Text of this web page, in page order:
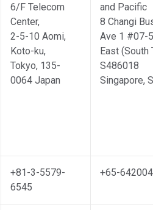
6/F Telecom
Center,
2-5-10 Aomi,
Koto-ku,
Tokyo, 135-
0064 Japan
and Pacific
8 Changi
Ave 1 #07-
East (South
S486018
Singapore,
+81-3-5579-
6545
+65-